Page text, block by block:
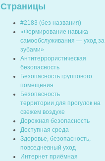
Страницы
#2183 (без названия)
«Формирование навыка
самообслуживания — уход за
зубами»
Антитеррористическая
безопасность
Безопасность группового
помещения
Безопасность
территории для прогулок на
свежем воздухе
Дорожная безопасность
Доступная среда
Здоровье, безопасность,
повседневный уход
Интернет приёмная